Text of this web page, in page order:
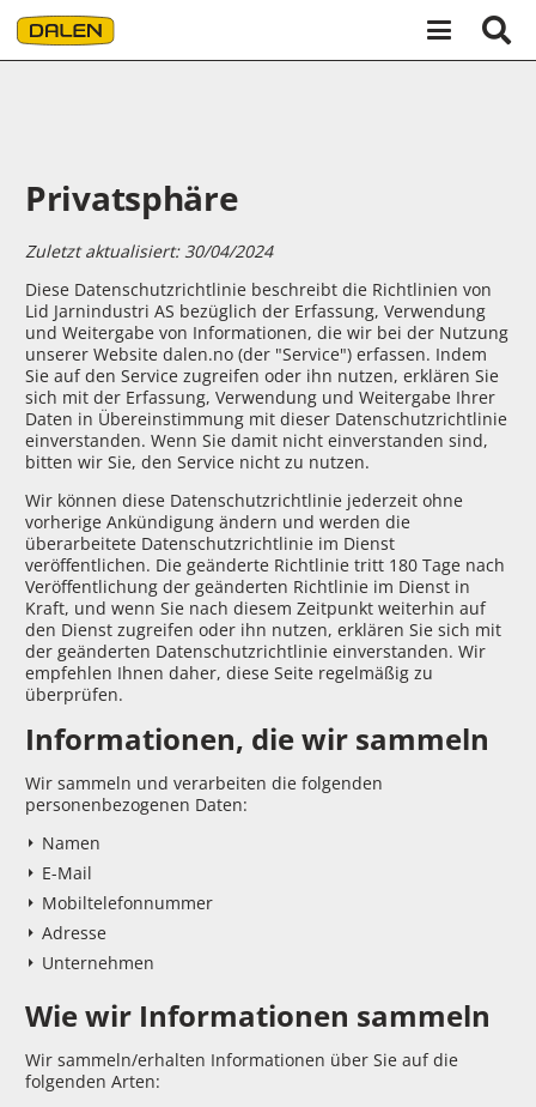
innhold
navigasjon
Privatsphäre
Zuletzt aktualisiert: 30/04/2024
Diese Datenschutzrichtlinie beschreibt die Richtlinien von
Lid Jarnindustri AS bezüglich der Erfassung, Verwendung
und Weitergabe von Informationen, die wir bei der Nutzung
unserer Website dalen.no (der "Service") erfassen. Indem
Sie auf den Service zugreifen oder ihn nutzen, erklären Sie
sich mit der Erfassung, Verwendung und Weitergabe Ihrer
Daten in Übereinstimmung mit dieser Datenschutzrichtlinie
einverstanden. Wenn Sie damit nicht einverstanden sind,
bitten wir Sie, den Service nicht zu nutzen.
Wir können diese Datenschutzrichtlinie jederzeit ohne
vorherige Ankündigung ändern und werden die
überarbeitete Datenschutzrichtlinie im Dienst
veröffentlichen. Die geänderte Richtlinie tritt 180 Tage nach
Veröffentlichung der geänderten Richtlinie im Dienst in
Kraft, und wenn Sie nach diesem Zeitpunkt weiterhin auf
den Dienst zugreifen oder ihn nutzen, erklären Sie sich mit
der geänderten Datenschutzrichtlinie einverstanden. Wir
empfehlen Ihnen daher, diese Seite regelmäßig zu
überprüfen.
Informationen, die wir sammeln
Wir sammeln und verarbeiten die folgenden
personenbezogenen Daten:
Namen
E-Mail
Mobiltelefonnummer
Adresse
Unternehmen
Wie wir Informationen sammeln
Wir sammeln/erhalten Informationen über Sie auf die
folgenden Arten: